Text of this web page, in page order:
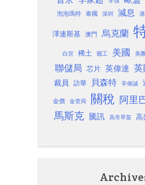
泡泡瑪特 泰國 深圳 減息
澤連斯基 澳門 烏克蘭
白宮 稀土 罷工 美國 美團
聯儲局 芯片 英偉達 英
裁員 訪華 貝森特 辛偉誠
金價 金管局 關稅 阿里
馬斯克 騰訊 高市早苗 高